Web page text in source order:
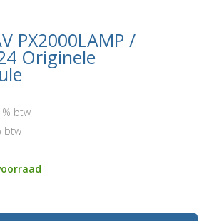
PX2000LAMP /
Originele
btw
btw